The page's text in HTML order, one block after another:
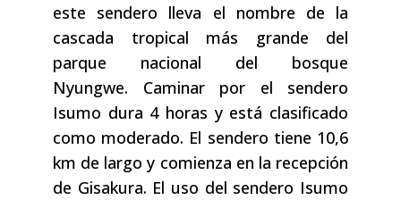
este sendero lleva el nombre de la
cascada tropical más grande del
parque nacional del bosque
Nyungwe. Caminar por el sendero
Isumo dura 4 horas y está clasificado
como moderado. El sendero tiene 10,6
km de largo y comienza en la recepción
de Gisakura. El uso del sendero Isumo